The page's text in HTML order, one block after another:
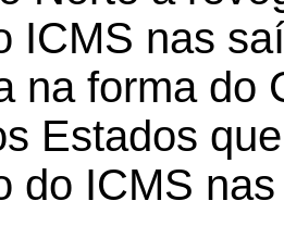
ICMS nas
na forma do
Estados
do ICMS